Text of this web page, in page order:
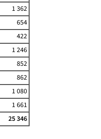
1 362
654
422
1 246
852
862
1 080
1 661
25 346